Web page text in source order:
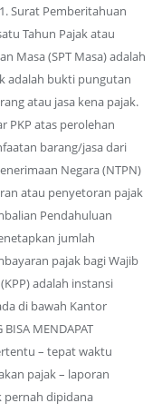
Surat Pemberitahuan
Tahun Pajak atau
Masa (SPT Masa) adalah
adalah bukti pungutan
atau jasa kena pajak.
PKP atas perolehan
barang/jasa dari
Negara (NTPN)
atau penyetoran pajak
Pendahuluan
jumlah
pajak bagi Wajib
adalah instansi
di bawah Kantor
BISA MENDAPAT
– tepat waktu
pajak – laporan
pernah dipidana